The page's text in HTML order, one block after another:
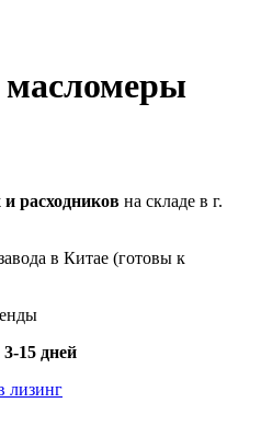
расходников на складе в г.
в Китае (готовы к
15 дней
лизинг